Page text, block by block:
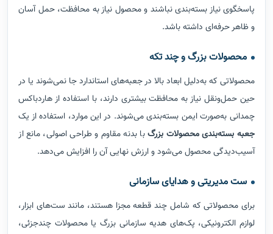
پاسخگوی نیاز بسته‌بندی نباشند و محصول نیاز به محافظت، حمل آسان
و ظاهر حرفه‌ای داشته باشد.
محصولات بزرگ و چند تکه
محصولاتی که به‌دلیل ابعاد بالا در جعبه‌های استاندارد جا نمی‌شوند یا در
حین حمل‌ونقل نیاز به محافظت بیشتری دارند، با استفاده از هاردباکس
چمدانی به‌صورت ایمن بسته‌بندی می‌شوند. در این موارد، استفاده از یک
جعبه بسته‌بندی محصولات بزرگبا بدنه مقاوم و طراحی اصولی، مانع از
آسیب‌دیدگی محصول می‌شود و ارزش نهایی آن را افزایش می‌دهد.
ست‌ مدیریتی و هدایای سازمانی
برای محصولاتی که شامل چند قطعه مجزا هستند، مانند ست‌های ابزار،
لوازم الکترونیکی، پک‌های هدیه سازمانی بزرگ یا محصولات چندجزئی،